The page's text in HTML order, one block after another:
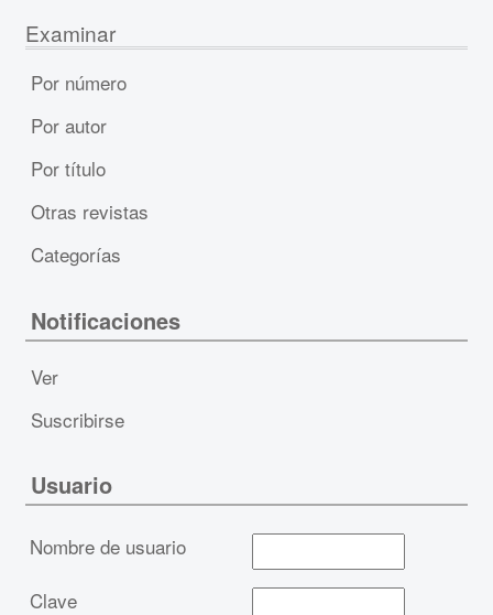
Examinar
Por número
Por autor
Por título
Otras revistas
Categorías
Notificaciones
Ver
Suscribirse
Usuario
Nombre de usuario
Clave